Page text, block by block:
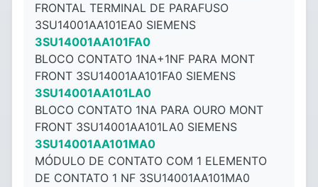
FRONTAL TERMINAL DE PARAFUSO
3SU14001AA101EA0 SIEMENS
3SU14001AA101FA0
BLOCO CONTATO 1NA+1NF PARA MONT
FRONT 3SU14001AA101FA0 SIEMENS
3SU14001AA101LA0
BLOCO CONTATO 1NA PARA OURO MONT
FRONT 3SU14001AA101LA0 SIEMENS
3SU14001AA101MA0
MÓDULO DE CONTATO COM 1 ELEMENTO
DE CONTATO 1 NF 3SU14001AA101MA0